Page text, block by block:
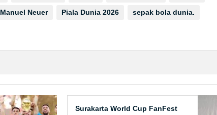
Manuel Neuer Piala Dunia 2026 sepak bola dunia.
Surakarta World Cup FanFest